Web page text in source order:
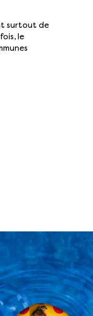
surtout de
le